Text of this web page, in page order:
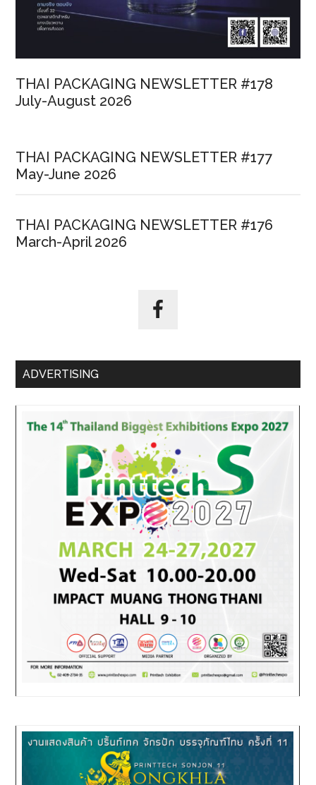
THAI PACKAGING NEWSLETTER #178
July-August 2026
THAI PACKAGING NEWSLETTER #177
May-June 2026
THAI PACKAGING NEWSLETTER #176
March-April 2026
ADVERTISING